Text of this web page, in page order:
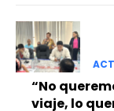
“No
viaje, lo